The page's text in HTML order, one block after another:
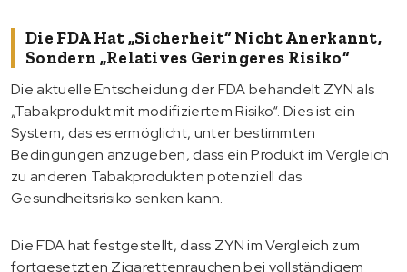
Die FDA Hat „Sicherheit“ Nicht Anerkannt,
Sondern „relatives Geringeres Risiko“
Die aktuelle Entscheidung der FDA behandelt ZYN als
„Tabakprodukt mit modifiziertem Risiko“. Dies ist ein
System, das es ermöglicht, unter bestimmten
Bedingungen anzugeben, dass ein Produkt im Vergleich
zu anderen Tabakprodukten potenziell das
Gesundheitsrisiko senken kann.
Die FDA hat festgestellt, dass ZYN im Vergleich zum
fortgesetzten Zigarettenrauchen bei vollständigem